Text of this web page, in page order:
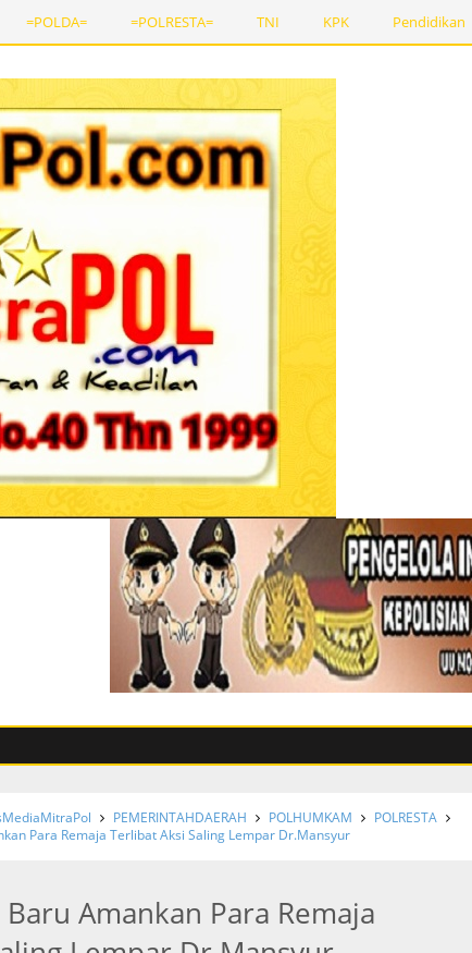
=POLDA= =POLRESTA= TNI KPK Pendidikan
PEMERINTAHDAERAH POLHUMKAM
POLRESTA
Para Remaja Terlibat Aksi Saling Lempar Dr.Mansyur
Amankan Para Remaja